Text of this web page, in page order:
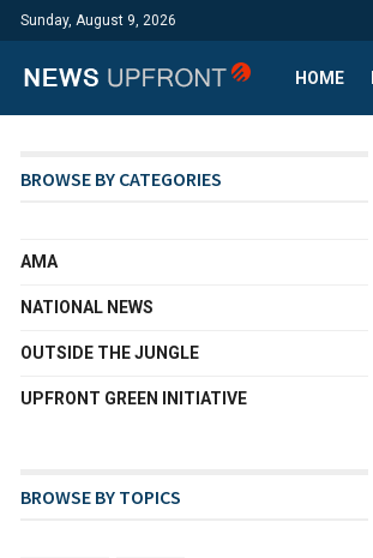
Sunday, August 9, 2026
HOME
BROWSE BY CATEGORIES
AMA
NATIONAL NEWS
OUTSIDE THE JUNGLE
UPFRONT GREEN INITIATIVE
BROWSE BY TOPICS